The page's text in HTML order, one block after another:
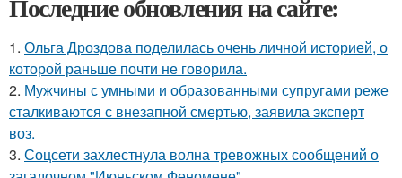
Последние обновления на сайте:
1. Ольга Дроздова поделилась очень личной историей, о
которой раньше почти не говорила.
2. Мужчины с умными и образованными супругами реже
сталкиваются с внезапной смертью, заявила эксперт
воз.
3. Соцсети захлестнула волна тревожных сообщений о